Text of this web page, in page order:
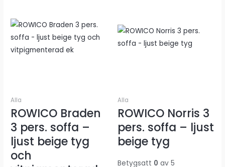
Alla
ROWICO Braden
3 pers. soffa –
ljust beige tyg
och
Alla
ROWICO Norris 3
pers. soffa – ljust
beige tyg
Betygsatt 0 av 5